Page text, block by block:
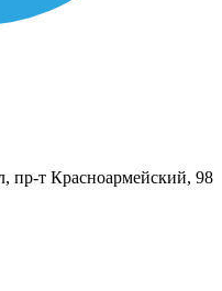
пр-т Красноармейский, 98